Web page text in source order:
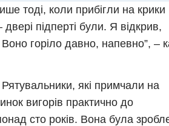
тоді, коли прибігли на крики
підперті були. Я відкрив,
горіло давно, напевно”, –
які примчали на
вигорів практично до
сто років. Вона була